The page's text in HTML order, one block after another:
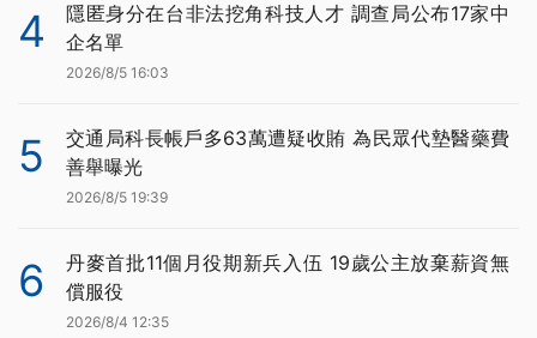
4
隱匿身分在台非法挖角科技人才 調查局公布17家中
企名單
2026/8/5 16:03
5
交通局科長帳戶多63萬遭疑收賄 為民眾代墊醫藥費
善舉曝光
2026/8/5 19:39
6
丹麥首批11個月役期新兵入伍 19歲公主放棄薪資無
償服役
2026/8/4 12:35